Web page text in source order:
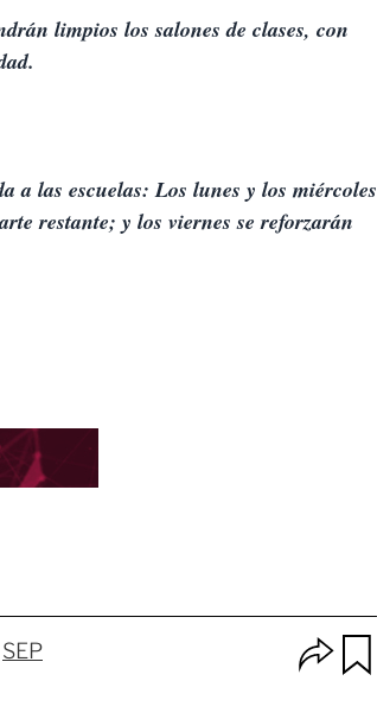
limpios los salones de clases, con
a las escuelas: Los lunes y los miércoles
restante; y los viernes se reforzarán
SEP
p